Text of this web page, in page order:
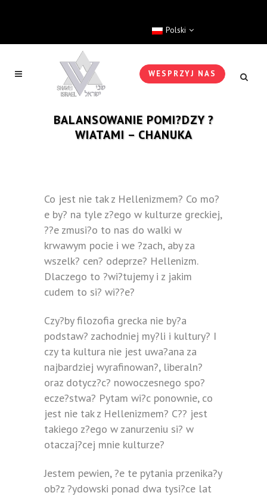
Polski
WESPRZYJ NAS
BALANSOWANIE POMI?DZY ?
WIATAMI – CHANUKA
Co jest nie tak z Hellenizmem? Co mo?
e by? na tyle z?ego w kulturze greckiej,
??e zmusi?o to nas do walki w
krwawym pocie i we ?zach, aby za
wszelk? cen? odeprze? Hellenizm.
Dlaczego to ?wi?tujemy i z jakim
cudem to si? wi??e?
Czy?by filozofia grecka nie by?a
podstaw? zachodniej my?li i kultury? I
czy ta kultura nie jest uwa?ana za
najbardziej wyrafinowan?, liberaln?
oraz dotycz?c? nowoczesnego spo?
ecze?stwa? Pytam wi?c ponownie, co
jest nie tak z Hellenizmem? C?? jest
takiego z?ego w zanurzeniu si? w
otaczaj?cej mnie kulturze?
Jestem pewien, ?e te pytania przenika?y
ob?z ?ydowski ponad dwa tysi?ce lat